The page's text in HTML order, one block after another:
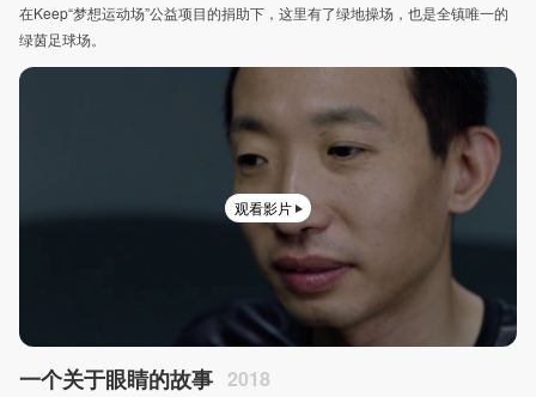
在Keep“梦想运动场”公益项目的捐助下，这里有了绿地操场，也是全镇唯一的
绿茵足球场。
观看影片
一个关于眼睛的故事 2018